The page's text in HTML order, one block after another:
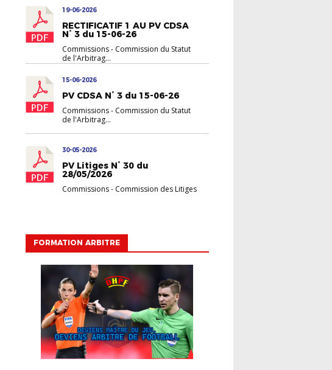
19-06-2026
RECTIFICATIF 1 AU PV CDSA
N° 3 du 15-06-26
Commissions- Commission du Statut
de l'Arbitrag...
15-06-2026
PV CDSA N° 3 du 15-06-26
Commissions- Commission du Statut
de l'Arbitrag...
30-05-2026
PV Litiges N° 30 du
28/05/2026
Commissions- Commission des Litiges
FORMATION ARBITRE